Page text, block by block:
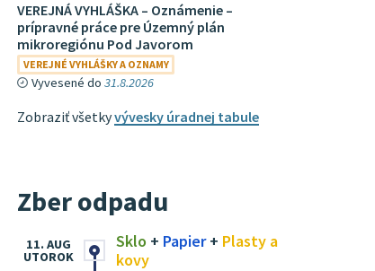
VEREJNÁ VYHLÁŠKA – Oznámenie –
prípravné práce pre Územný plán
mikroregiónu Pod Javorom
VEREJNÉ VYHLÁŠKY A OZNAMY
Vyvesené do 31.8.2026
Zobraziť všetkyvývesky úradnej tabule
Zber odpadu
Sklo + Papier+ Plasty a
kovy
11. AUG
UTOROK